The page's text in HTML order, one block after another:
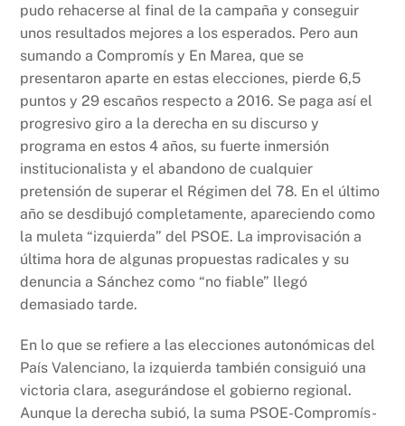
pudo rehacerse al final de la campaña y conseguir
unos resultados mejores a los esperados. Pero aun
sumando a Compromís y En Marea, que se
presentaron aparte en estas elecciones, pierde 6,5
puntos y 29 escaños respecto a 2016. Se paga así el
progresivo giro a la derecha en su discurso y
programa en estos 4 años, su fuerte inmersión
institucionalista y el abandono de cualquier
pretensión de superar el Régimen del 78. En el último
año se desdibujó completamente, apareciendo como
la muleta “izquierda” del PSOE. La improvisación a
última hora de algunas propuestas radicales y su
denuncia a Sánchez como “no fiable” llegó
demasiado tarde.
En lo que se refiere a las elecciones autonómicas del
País Valenciano, la izquierda también consiguió una
victoria clara, asegurándose el gobierno regional.
Aunque la derecha subió, la suma PSOE-Compromís-